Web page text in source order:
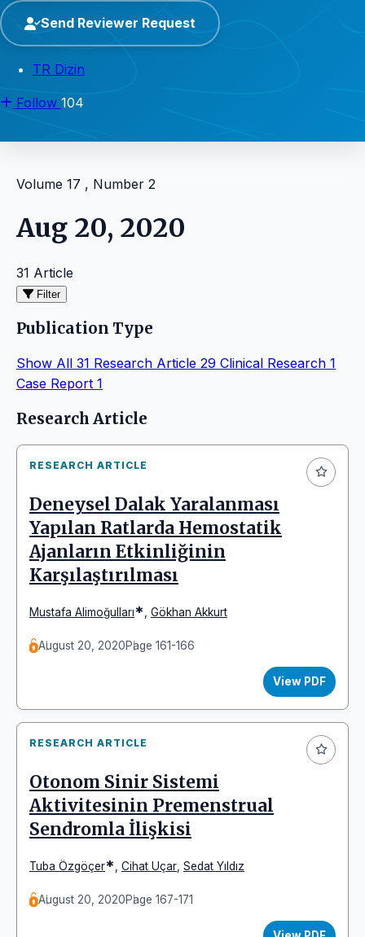
Send Reviewer Request
TR Dizin
Follow 104
Volume 17 , Number 2
Aug 20, 2020
31 Article
Filter
Publication Type
Show All 31 Research Article 29 Clinical Research 1
Case Report 1
Articles
Research Article
RESEARCH ARTICLE
Deneysel Dalak Yaralanması
Yapılan Ratlarda Hemostatik
Ajanların Etkinliğinin
Karşılaştırılması
Mustafa Alimoğulları* Gökhan Akkurt
August 20, 2020Page 161-166
View PDF
RESEARCH ARTICLE
Otonom Sinir Sistemi
Aktivitesinin Premenstrual
Sendromla İlişkisi
Tuba Özgöçer* Cihat Uçar Sedat Yıldız
August 20, 2020Page 167-171